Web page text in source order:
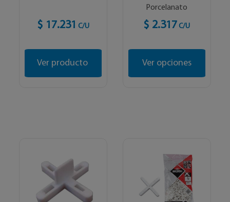
$ 17.231 C/U
Ver producto
Porcelanato
$ 2.317 C/U
Ver opciones